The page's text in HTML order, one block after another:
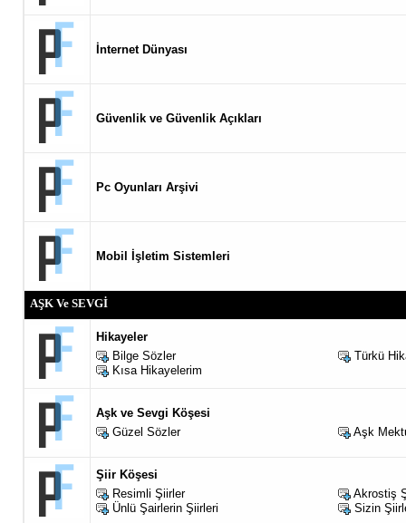
İnternet Dünyası
Güvenlik ve Güvenlik Açıkları
Pc Oyunları Arşivi
Mobil İşletim Sistemleri
AŞK Ve SEVGİ
Hikayeler
Bilge Sözler
Türkü
Kısa Hikayelerim
Aşk ve Sevgi Köşesi
Güzel Sözler
Aşk
Şiir Köşesi
Resimli Şiirler
Akrostiş
Ünlü Şairlerin Şiirleri
Sizin